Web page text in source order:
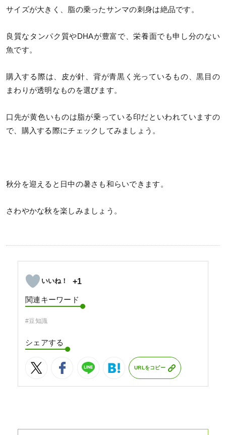
サイズが大きく、脂の乗ったサンマの刺身は絶品です。
良質なタンパク質やDHAが豊富で、栄養面でも申し分のない
魚です。
購入する際は、皮が針、背が青黒く光っているもの、黒目の
まわりが透明なものを選びます。
口先が黄色いものは脂が乗っている印だといわれていますの
で、購入する際にチェックしてみましょう。
秋分を迎えると日中の暑さも和らいできます。
さわやかな秋を楽しみましょう。
+1
関連キーワード
#豆知識
シェアする
URLをコピー